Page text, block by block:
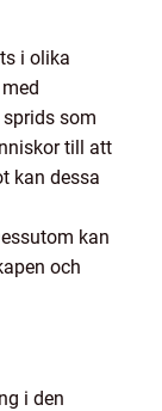
i olika
som
till att
kan dessa
kan
och
i den